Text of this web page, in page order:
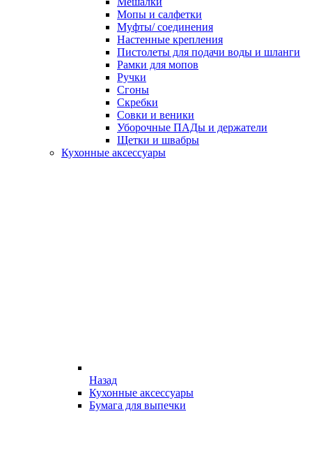
Мопы и салфетки
Муфты/ соединения
Настенные крепления
Пистолеты для подачи воды и шланги
Рамки для мопов
Ручки
Сгоны
Скребки
Совки и веники
Уборочные ПАДы и держатели
Щетки и швабры
Кухонные аксессуары
Назад
Кухонные аксессуары
Бумага для выпечки